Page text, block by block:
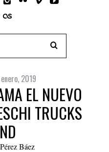
2019
EL NUEVO
TRUCKS
Báez